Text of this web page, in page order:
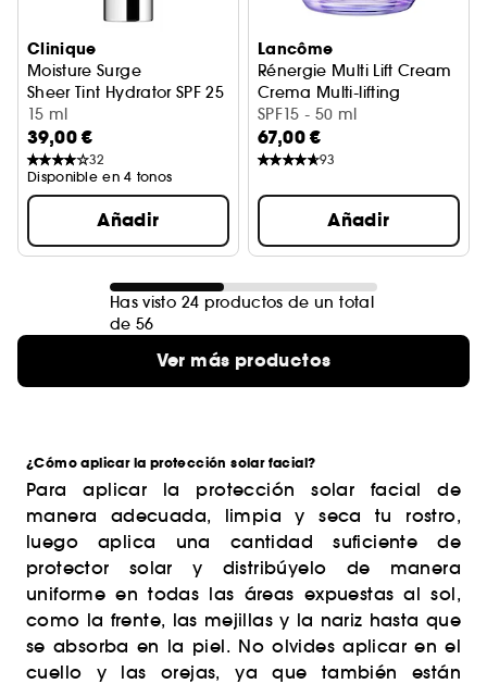
Clinique
Moisture Surge
Sheer Tint Hydrator SPF 25
15 ml
39,00 €
32
Disponible en 4 tonos
Añadir
Lancôme
Rénergie Multi Lift Cream
Crema Multi-lifting
SPF15 - 50 ml
67,00 €
93
Añadir
Has visto 24 productos de un total
de 56
Ver más productos
¿Cómo aplicar la protección solar facial?
Para aplicar la protección solar facial de
manera adecuada, limpia y seca tu rostro,
luego aplica una cantidad suficiente de
protector solar y distribúyelo de manera
uniforme en todas las áreas expuestas al sol,
como la frente, las mejillas y la nariz hasta que
se absorba en la piel. No olvides aplicar en el
cuello y las orejas, ya que también están